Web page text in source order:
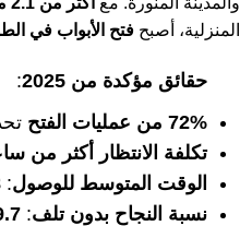
المنزلية، أصبح فتح الأبواب في
حقائق مؤكدة من 2025
:
72% من عمليات الفتح
تكلفة الانتظار أكثر من
الوقت المتوسط للوصول:
نسبة النجاح بدون تلف: